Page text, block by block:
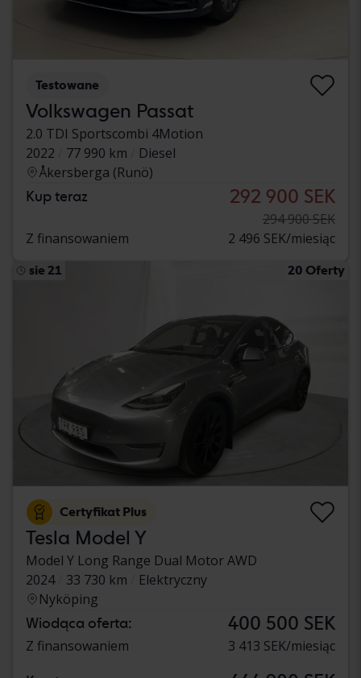
Testowane
Volkswagen Passat
2.0 TDI Sportscombi 4Motion
2022
77 990 km
Diesel
Åkersberga (Runö)
Kup teraz 292 900 SEK
294 900 SEK
Z finansowaniem
2 496 SEK/miesiąc
sie 21 20 Oferty
Certyfikat Plus
Tesla Model Y
Model Y Long Range Dual Motor AWD
2024
33 730 km
Elektryczny
Nyköping
Wiodąca oferta: 400 500 SEK
Z finansowaniem 3 413 SEK/miesiąc